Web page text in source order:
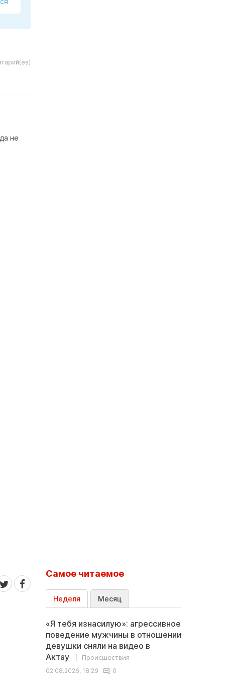
не
Самое читаемое
Неделя Месяц
«Я тебя изнасилую»: агрессивное
поведение мужчины в отношении
девушки сняли на видео в
Актау
Происшествия
02.08.2026, 18:29
0